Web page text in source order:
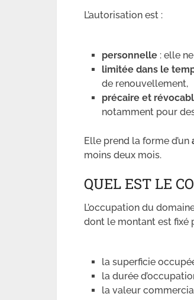
L’autorisation est :
personnelle : elle
limitée dans le
de renouvellement,
précaire et
notamment pour
Elle prend la forme d’un
moins deux mois.
QUEL EST LE
L’occupation du
dont le montant est fixé
la superficie
la durée
la valeur